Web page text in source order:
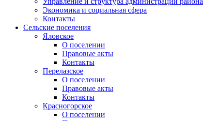
Экономика и социальная сфера
Контакты
Сельские поселения
Яловское
О поселении
Правовые акты
Контакты
Перелазское
О поселении
Правовые акты
Контакты
Красногорское
О поселении